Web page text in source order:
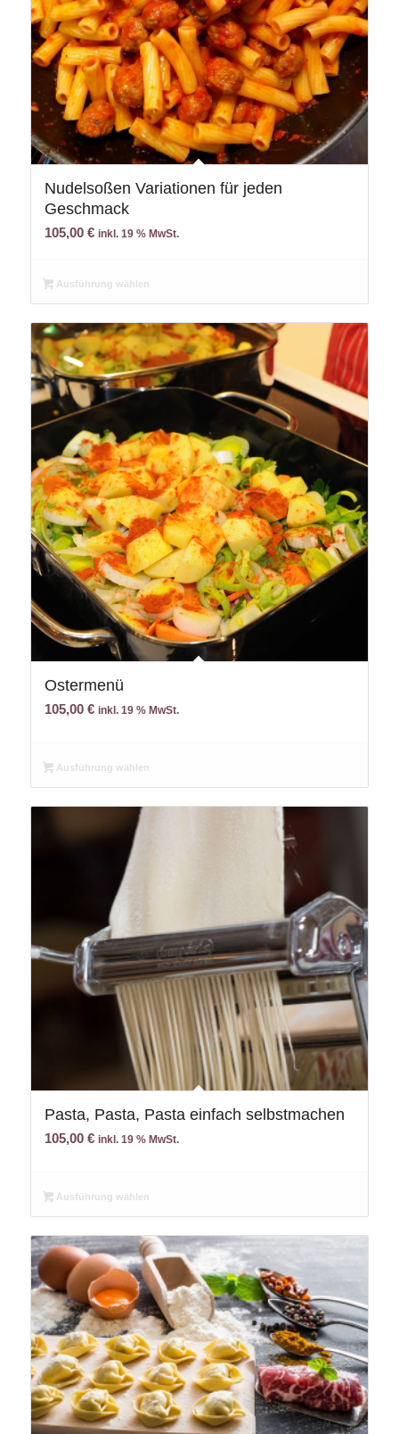
Nudelsoßen Variationen für jeden
Geschmack
105,00 € inkl. 19 % MwSt.
Ausführung wählen
Ostermenü
105,00 € inkl. 19 % MwSt.
Ausführung wählen
Pasta, Pasta, Pasta einfach selbstmachen
105,00 € inkl. 19 % MwSt.
Ausführung wählen